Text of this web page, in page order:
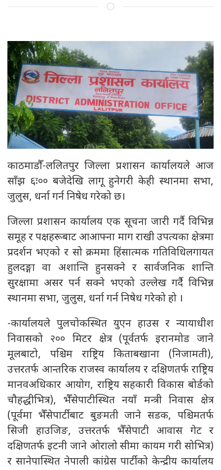
काठमाडौँ-ललितपुर जिल्ला प्रशासन कार्यालयले आज
साँझ ६ः०० बजेदेखि लागू हुनेगरी केही स्थानमा सभा,
जुलुस, धर्ना गर्न निषेध गरेको छ।
जिल्ला प्रशासन कार्यालय एक सूचना जारी गर्दै विभिन्न
समूह र पक्षहरूबाट आआफ्ना माग राखी उपत्यका क्षेत्रमा
प्रदर्शन भएको र सो क्रममा हिंसात्मक गतिविधिलगायत
हुलदङ्गा वा अशान्ति हुनसक्ने र सार्वजनिक शान्ति
सुरक्षामा असर पर्न सक्ने भएको उल्लेख गर्दै विभिन्न
स्थानमा सभा, जुलुस, धर्ना गर्न निषेध गरेको हो ।
-कार्यालयले पुलचोकस्थित युएन हाउस र न्यायाधीश
निवासको २०० मिटर क्षेत्र (पूर्वतर्फ इरानमोड जाने
मूलबाटो, पश्चिम राष्ट्रिय किताबखाना (निजामती),
उत्तरतर्फ आन्तरिक राजस्व कार्यालय र दक्षिणतर्फ राष्ट्रिय
मानवअधिकार आयोग, राष्ट्रिय सहकारी विकास बोर्डको
चौहद्धीभित्र), भैँसेपाटीस्थित नयाँ मन्त्री निवास क्षेत्र
(पूर्वमा भैँसेपार्टीबाट बुङमती जाने सडक, पश्चिमतर्फ
सिजी हाउजिङ, उत्तरतर्फ भैँसेपाटी आवास गेट र
दक्षिणतर्फ इटनी जाने ओरालो सीमा कायम गरी सोभित्र)
र सानेपास्थित नेपाली कांग्रेस पार्टीको केन्द्रीय कार्यालय